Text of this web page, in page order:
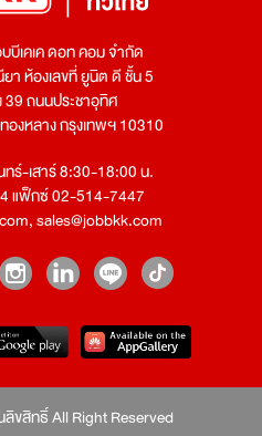
บีเคเค ดอท คอม จำกัด
า ห้องเลขที่ ยูนิต ดี ชั้น 5
ถนนประชาอุทิศ
องหลาง กรุงเทพฯ 10310
ร์-เสาร์ 8:30-18:00 น.
แฟ็กซ์ 02-514-7447
,sales@jobbkk.com
ขสิทธิ์ All Right Reserved